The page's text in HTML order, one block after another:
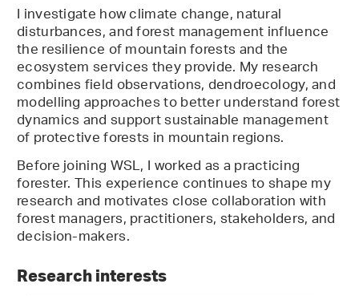
I investigate how climate change, natural
disturbances, and forest management influence
the resilience of mountain forests and the
ecosystem services they provide. My research
combines field observations, dendroecology, and
modelling approaches to better understand forest
dynamics and support sustainable management
of protective forests in mountain regions.
Before joining WSL, I worked as a practicing
forester. This experience continues to shape my
research and motivates close collaboration with
forest managers, practitioners, stakeholders, and
decision-makers.
Research interests